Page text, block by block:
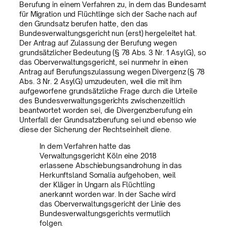
Berufung in einem Verfahren zu, in dem das Bundesamt
für Migration und Flüchtlinge sich der Sache nach auf
den Grundsatz berufen hatte, den das
Bundesverwaltungsgericht nun (erst) hergeleitet hat.
Der Antrag auf Zulassung der Berufung wegen
grundsätzlicher Bedeutung (§ 78 Abs. 3 Nr. 1 AsylG), so
das Oberverwaltungsgericht, sei nunmehr in einen
Antrag auf Berufungszulassung wegen Divergenz (§ 78
Abs. 3 Nr. 2 AsylG) umzudeuten, weil die mit ihm
aufgeworfene grundsätzliche Frage durch die Urteile
des Bundesverwaltungsgerichts zwischenzeitlich
beantwortet worden sei, die Divergenzberufung ein
Unterfall der Grundsatzberufung sei und ebenso wie
diese der Sicherung der Rechtseinheit diene.
In dem Verfahren hatte das
Verwaltungsgericht Köln eine 2018
erlassene Abschiebungsandrohung in das
Herkunftsland Somalia aufgehoben, weil
der Kläger in Ungarn als Flüchtling
anerkannt worden war. In der Sache wird
das Oberverwaltungsgericht der Linie des
Bundesverwaltungsgerichts vermutlich
folgen.